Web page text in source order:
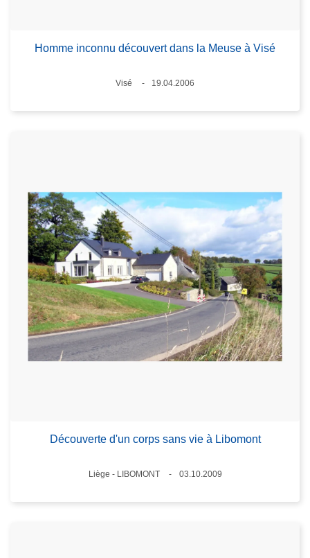
Homme inconnu découvert dans la Meuse à Visé
Lieux
Visé
19.04.2006
Découverte d'un corps sans vie à Libomont
Lieux
Liège - LIBOMONT
03.10.2009